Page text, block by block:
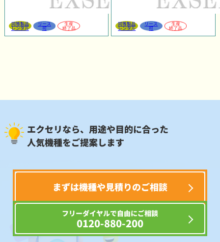
同等製品
レンタル
リース
可
生産
終了品
同等製品
レンタル
リース
可
生産
終了品
エクセリなら、用途や目的に合った
人気機種をご提案します
まずは機種や見積りのご相談
フリーダイヤルで自由にご相談
0120-880-200